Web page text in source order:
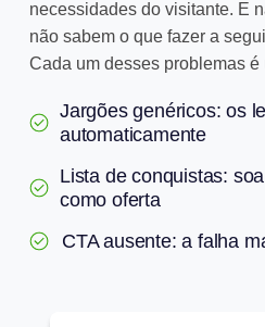
necessidades do visitante. E
não sabem o que fazer a
Cada um desses problemas
Jargões genéricos: os
automaticamente
Lista de conquistas:
como oferta
CTA ausente: a falha